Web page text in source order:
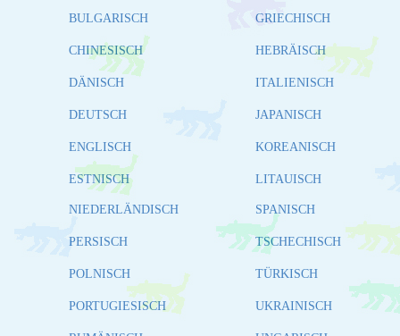
BULGARISCH
CHINESISCH
DÄNISCH
DEUTSCH
ENGLISCH
ESTNISCH
GRIECHISCH
HEBRÄISCH
ITALIENISCH
JAPANISCH
KOREANISCH
LITAUISCH
NIEDERLÄNDISCH
PERSISCH
POLNISCH
PORTUGIESISCH
SPANISCH
TSCHECHISCH
TÜRKISCH
UKRAINISCH